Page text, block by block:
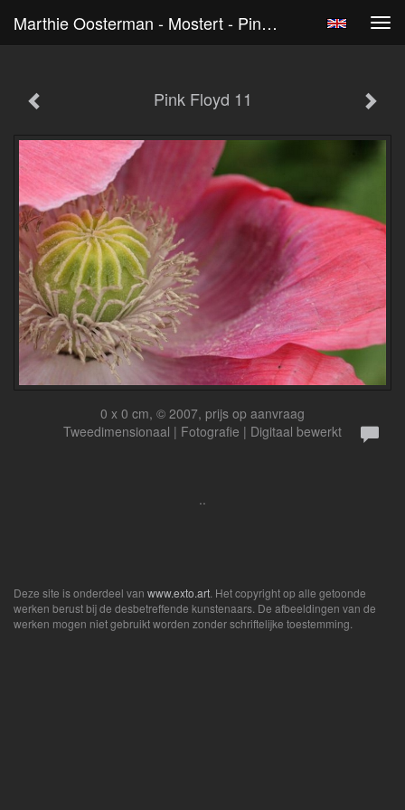
Marthie Oosterman - Mostert - Pink Floyd 11
Pink Floyd 11
0 x 0 cm, © 2007, prijs op aanvraag
Tweedimensionaal | Fotografie | Digitaal bewerkt
..
Deze site is onderdeel van www.exto.art . Het copyright op alle getoonde
werken berust bij de desbetreffende kunstenaars. De afbeeldingen van de
werken mogen niet gebruikt worden zonder schriftelijke toestemming.